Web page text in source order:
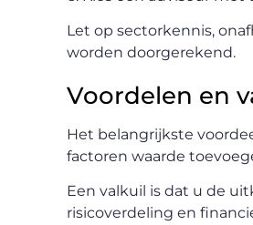
Let op sectorkennis,
worden doorgerekend.
Voordelen en
Het belangrijkste
factoren waarde
Een valkuil is dat u de
risicoverdeling en